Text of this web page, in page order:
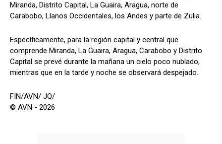
Miranda, Distrito Capital, La Guaira, Aragua, norte de
Carabobo, Llanos Occidentales, los Andes y parte de Zulia.
Específicamente, para la región capital y central que
comprende Miranda, La Guaira, Aragua, Carabobo y Distrito
Capital se prevé durante la mañana un cielo poco nublado,
mientras que en la tarde y noche se observará despejado.
FIN/AVN/ JQ/
© AVN - 2026